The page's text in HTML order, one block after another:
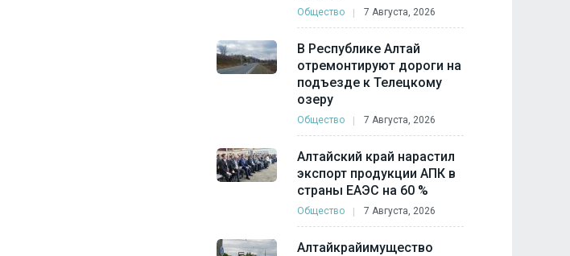
Общество 7 Августа, 2026
В Республике Алтай
отремонтируют дороги на
подъезде к Телецкому
озеру
Общество 7 Августа, 2026
Алтайский край нарастил
экспорт продукции АПК в
страны ЕАЭС на 60 %
Общество 7 Августа, 2026
Алтайкрайимущество